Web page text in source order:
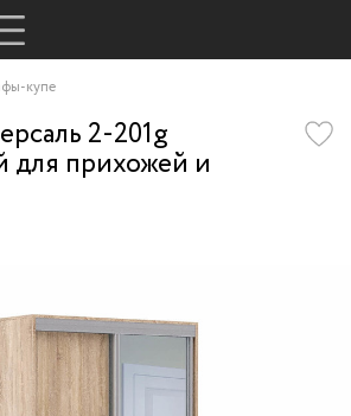
купе
2-201g
для прихожей и